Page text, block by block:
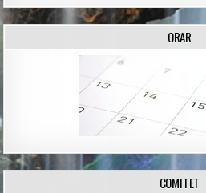
ORAR
COMITET